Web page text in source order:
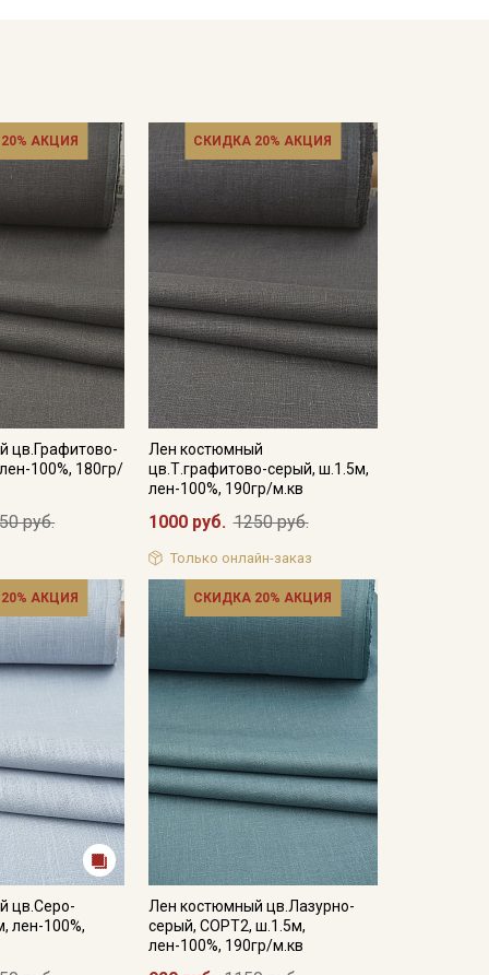
в зависимости от настроек вашего монитора и
АКЦИЯ
цв.Графитово-
100%, 180гр/
руб.
СКИДКА 20% АКЦИЯ
Лен костюмный
цв.Т.графитово-серый, ш.1.5м,
лен-100%, 190гр/м.кв
1000 руб. 1250 руб.
Только онлайн-заказ
АКЦИЯ
цв.Серо-
лен-100%,
СКИДКА 20% АКЦИЯ
Лен костюмный цв.Лазурно-
серый, СОРТ2, ш.1.5м,
лен-100%, 190гр/м.кв